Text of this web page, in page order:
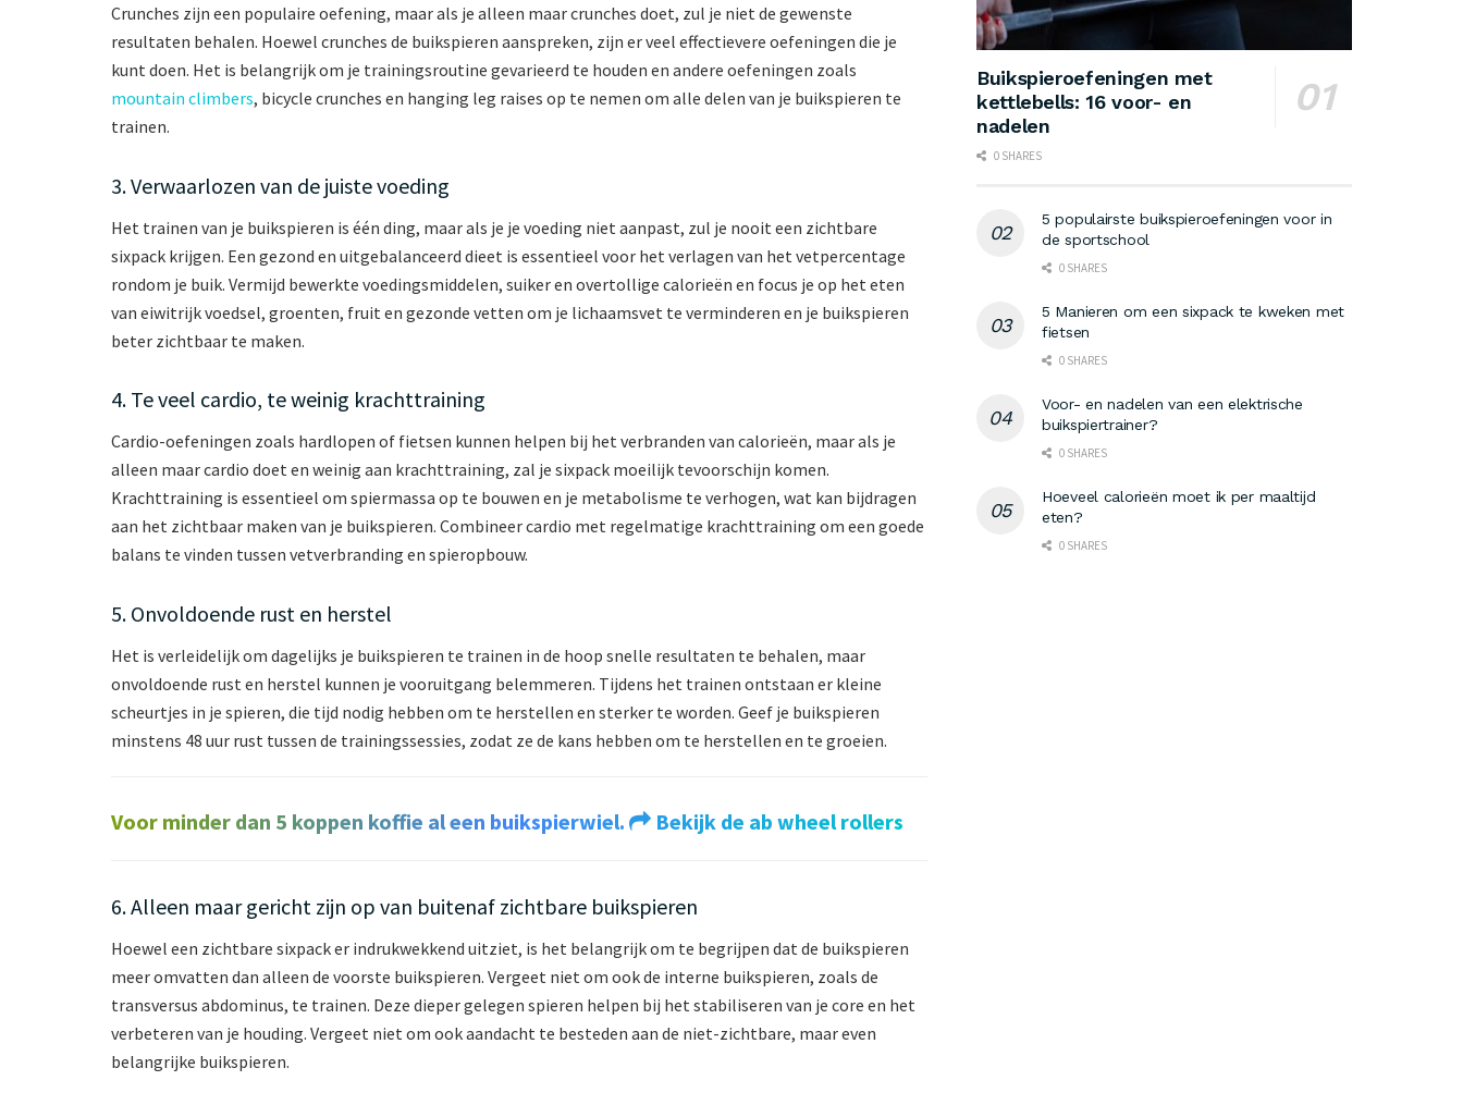
Crunches zijn een populaire oefening, maar als je alleen maar crunches doet, zul je niet de gewenste
resultaten behalen. Hoewel crunches de buikspieren aanspreken, zijn er veel effectievere oefeningen die je
kunt doen. Het is belangrijk om je trainingsroutine gevarieerd te houden en andere oefeningen zoals
mountain climbers, bicycle crunches en hanging leg raises op te nemen om alle delen van je buikspieren te
trainen.
3. Verwaarlozen van de juiste voeding
Het trainen van je buikspieren is één ding, maar als je je voeding niet aanpast, zul je nooit een zichtbare
sixpack krijgen. Een gezond en uitgebalanceerd dieet is essentieel voor het verlagen van het vetpercentage
rondom je buik. Vermijd bewerkte voedingsmiddelen, suiker en overtollige calorieën en focus je op het eten
van eiwitrijk voedsel, groenten, fruit en gezonde vetten om je lichaamsvet te verminderen en je buikspieren
beter zichtbaar te maken.
4. Te veel cardio, te weinig krachttraining
Cardio-oefeningen zoals hardlopen of fietsen kunnen helpen bij het verbranden van calorieën, maar als je
alleen maar cardio doet en weinig aan krachttraining, zal je sixpack moeilijk tevoorschijn komen.
Krachttraining is essentieel om spiermassa op te bouwen en je metabolisme te verhogen, wat kan bijdragen
aan het zichtbaar maken van je buikspieren. Combineer cardio met regelmatige krachttraining om een goede
balans te vinden tussen vetverbranding en spieropbouw.
5. Onvoldoende rust en herstel
Het is verleidelijk om dagelijks je buikspieren te trainen in de hoop snelle resultaten te behalen, maar
onvoldoende rust en herstel kunnen je vooruitgang belemmeren. Tijdens het trainen ontstaan er kleine
scheurtjes in je spieren, die tijd nodig hebben om te herstellen en sterker te worden. Geef je buikspieren
minstens 48 uur rust tussen de trainingssessies, zodat ze de kans hebben om te herstellen en te groeien.
Voor minder dan 5 koppen koffie al een buikspierwiel. Bekijk de ab wheel rollers
6. Alleen maar gericht zijn op van buitenaf zichtbare buikspieren
Hoewel een zichtbare sixpack er indrukwekkend uitziet, is het belangrijk om te begrijpen dat de buikspieren
meer omvatten dan alleen de voorste buikspieren. Vergeet niet om ook de interne buikspieren, zoals de
transversus abdominus, te trainen. Deze dieper gelegen spieren helpen bij het stabiliseren van je core en het
verbeteren van je houding. Vergeet niet om ook aandacht te besteden aan de niet-zichtbare, maar even
belangrijke buikspieren.
Buikspieroefeningen met
kettlebells: 16 voor- en
nadelen
0 SHARES
5 populairste buikspieroefeningen voor in
de sportschool
0 SHARES
5 Manieren om een sixpack te kweken met
fietsen
0 SHARES
Voor- en nadelen van een elektrische
buikspiertrainer?
0 SHARES
Hoeveel calorieën moet ik per maaltijd
eten?
0 SHARES